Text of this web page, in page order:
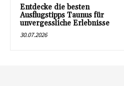
Entdecke die besten
Ausflugstipps Taunus für
unvergessliche Erlebnisse
30.07.2026